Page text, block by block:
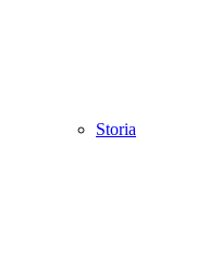
Storia